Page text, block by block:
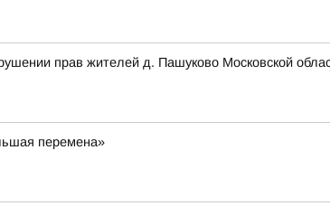
прав жителей д. Пашуково Московской
перемена»